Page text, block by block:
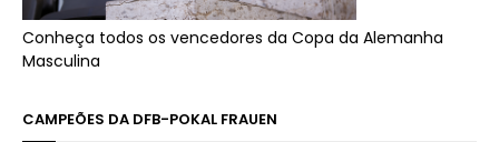
Conheça todos os vencedores da Copa da Alemanha
Masculina
CAMPEÕES DA DFB-POKAL FRAUEN